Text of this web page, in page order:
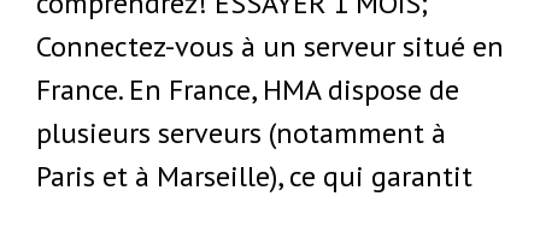
Connectez-vous à un serveur situé en
France. En France, HMA dispose de
plusieurs serveurs (notamment à
Paris et à Marseille), ce qui garantit